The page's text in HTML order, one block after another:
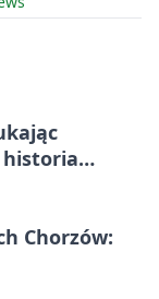
historia
Chorzów: